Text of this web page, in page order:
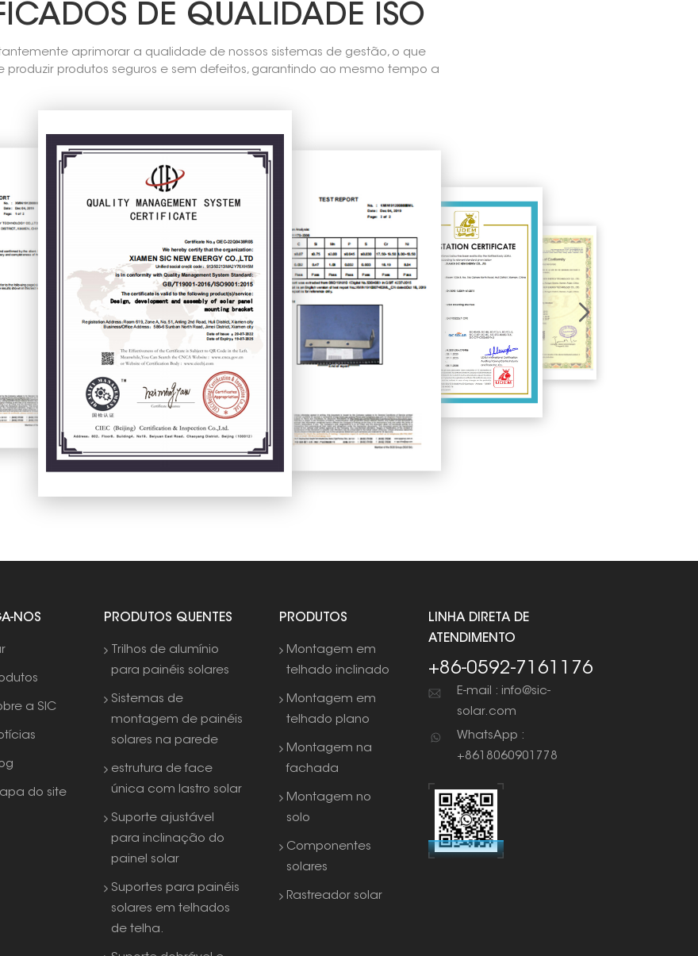
DE QUALIDADE ISO
aprimorar a qualidade de nossos sistemas de gestão, o que
produzir produtos seguros e sem defeitos, garantindo ao mesmo tempo a
NOS
a SIC
do site
PRODUTOS QUENTES
Trilhos de alumínio
para painéis solares
Sistemas de
montagem de painéis
solares na parede
estrutura de face
única com lastro solar
Suporte ajustável
para inclinação do
painel solar
Suportes para painéis
solares em telhados
de telha.
PRODUTOS
Montagem em
telhado inclinado
Montagem em
telhado plano
Montagem na
fachada
Montagem no
solo
Componentes
solares
Rastreador solar
LINHA DIRETA DE
ATENDIMENTO
+86-0592-7161176
E-mail : info@sic-
solar.com
WhatsApp :
+8618060901778